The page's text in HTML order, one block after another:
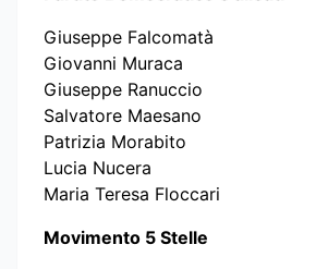
Giuseppe Falcomatà
Giovanni Muraca
Giuseppe Ranuccio
Salvatore Maesano
Patrizia Morabito
Lucia Nucera
Maria Teresa Floccari
Movimento 5 Stelle